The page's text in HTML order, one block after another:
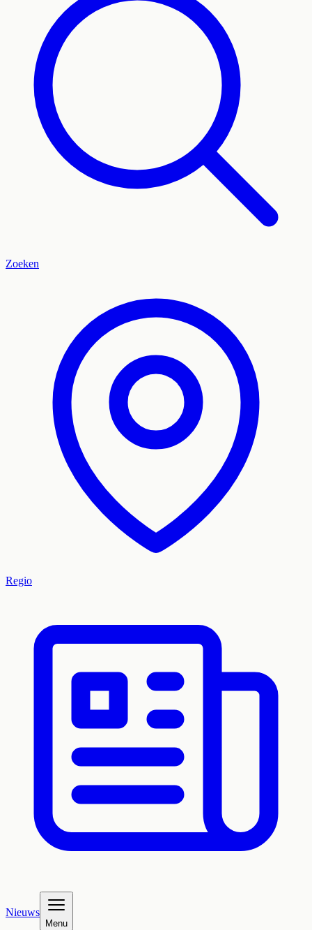
Zoeken
Regio
Nieuws
Menu